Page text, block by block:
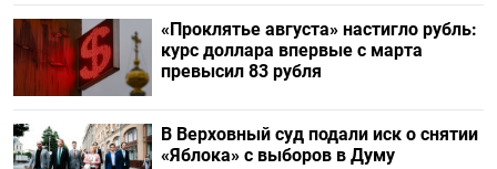
«Проклятье августа» настигло рубль:
курс доллара впервые с марта
превысил 83 рубля
В Верховный суд подали иск о снятии
«Яблока» с выборов в Думу